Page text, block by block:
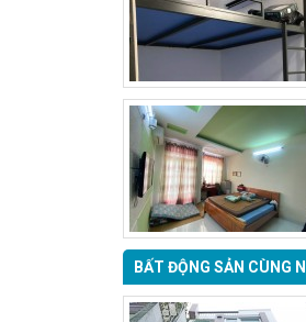
BẤT ĐỘNG SẢN CÙNG